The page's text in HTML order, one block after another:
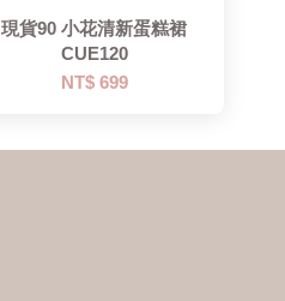
現貨90 小花清新蛋糕裙
CUE120
NT$ 699